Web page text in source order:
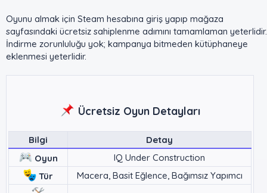
Oyunu almak için Steam hesabına giriş yapıp mağaza
sayfasındaki ücretsiz sahiplenme adımını tamamlaman yeterlidir.
İndirme zorunluluğu yok; kampanya bitmeden kütüphaneye
eklenmesi yeterlidir.
Ücretsiz Oyun Detayları
Bilgi
Detay
Oyun
IQ Under Construction
Tür
Macera, Basit Eğlence, Bağımsız Yapımcı